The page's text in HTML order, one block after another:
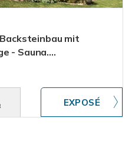
mit
- Sauna....